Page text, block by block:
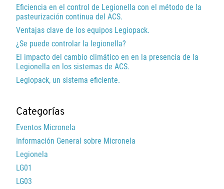
Eficiencia en el control de Legionella con el método de la
pasteurización continua del ACS.
Ventajas clave de los equipos Legiopack.
¿Se puede controlar la legionella?
El impacto del cambio climático en en la presencia de la
Legionella en los sistemas de ACS.
Legiopack, un sistema eficiente.
Categorías
Eventos Micronela
Información General sobre Micronela
Legionela
LG01
LG03